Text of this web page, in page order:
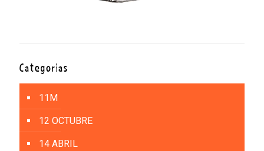
Categorías
11M
12 OCTUBRE
14 ABRIL